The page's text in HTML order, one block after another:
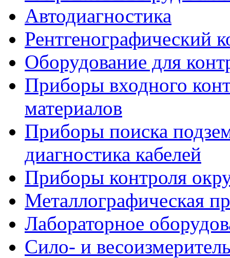
Автодиагностика
Рентгенографический
Оборудование для
Приборы входного
материалов
Приборы поиска
диагностика кабелей
Приборы контроля
Металлографическая
Лабораторное
Сило- и